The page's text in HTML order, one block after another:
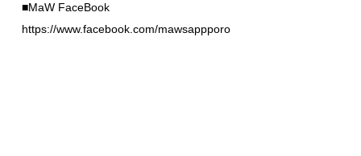
■MaW FaceBook
https://www.facebook.com/mawsappporo